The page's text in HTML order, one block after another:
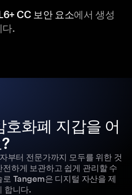
CC 보안 요소에서 생성
다.
화폐 지갑을 어
부터 전문가까지 모두를 위한 것
하게 보관하고 쉽게 관리할 수
Tangem은 디지털 자산을 제
합니다.